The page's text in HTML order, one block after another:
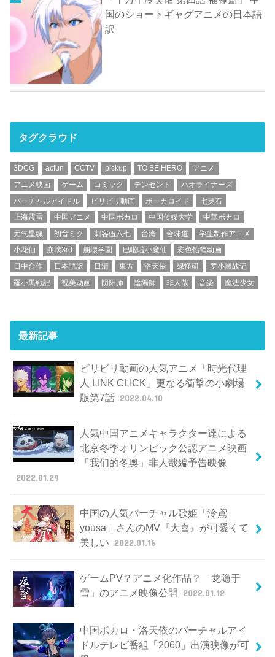
国のショートギャグアニメの日本語
訳
タグクラウド
3DCG acfun CCTV pickup TO BE HERO
アニメ
アニメ映画
ゲーム コミック テンセント
ハオライナーズ
バーチャルアイドル
ビリビリ動画 ボーカロイド
七灵石
上海震雷
中国アニメ 中国ボカロ 中国传媒大学
中華ボカロ
元气星魂
初音ミク 刺客伍六七 台湾 合味道
学生制作アニメ
小花仙
崩壊3rd 崩壊学園 巴啦啦小魔仙
彩色铅笔动画
日中合作
日本語訳 日清 東方 洛天依 绿怪研
罗小黑战记
羅小黒戦記
视美动画 阴阳师 陰陽師 非人哉 音楽 魔法少女
最新記事
ビリビリ動画の人気アニメ「時光代理
人 LINK CLICK」更なる衝撃の小劇場
版第7話 2022.04.10
人気中国アニメキャラクター達による
北京冬季オリンピック公認アニメ映画
「我们的冬奥」非人哉編予告映像
2022.01.29
中国の人気バーチャル歌姫「泠鳶
yousa」さんのMV『大喜』が可愛くて
美しい 2022.01.16
ゲームPV？アニメ化作品？「龙隐于
雪」のアニメ映像公開 2022.01.12
中国ボカロ・洛天依のバーチャルアイ
ドルテレビ番組「2060」出演映像が可